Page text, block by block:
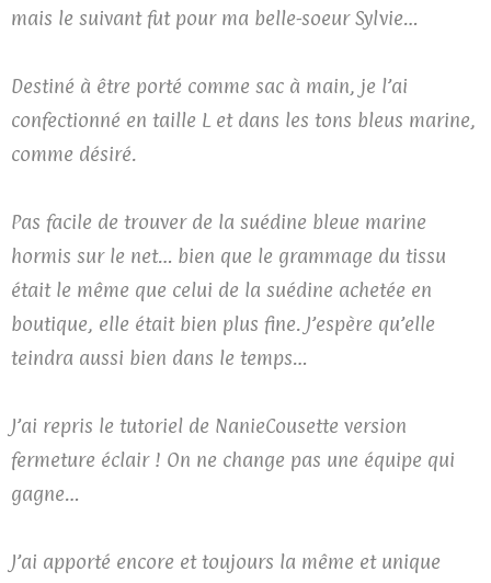
mais le suivant fut pour ma belle-soeur Sylvie…
Destiné à être porté comme sac à main, je l’ai
confectionné en taille L et dans les tons bleus marine,
comme désiré.
Pas facile de trouver de la suédine bleue marine
hormis sur le net… bien que le grammage du tissu
était le même que celui de la suédine achetée en
boutique, elle était bien plus fine. J’espère qu’elle
teindra aussi bien dans le temps…
J’ai repris le tutoriel de NanieCousette version
fermeture éclair ! On ne change pas une équipe qui
gagne…
J’ai apporté encore et toujours la même et unique